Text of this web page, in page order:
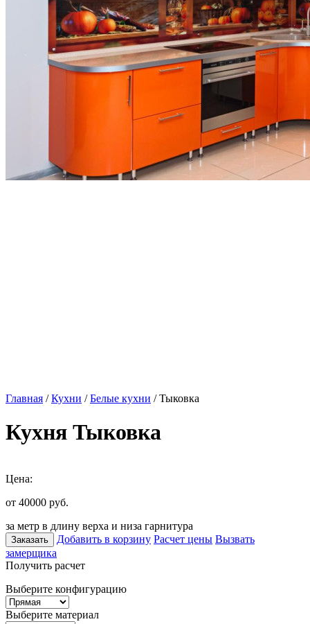
Главная /Кухни /Белые кухни / Тыковка
Кухня Тыковка
Цена:
от 40000 руб.
за метр в длину верха и низа гарнитура
Заказать Добавить в корзину Расчет цены Вызвать
замерщика
Получить расчет
Выберите конфигурацию
Выберите материал